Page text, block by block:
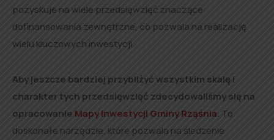
pozyskuje na wiele przedsięwzięć znaczące
dofinansowania zewnętrzne, co pozwala na realizację
wielu kluczowych inwestycji.
Aby jeszcze bardziej przybliżyć wszystkim skalę i
charakter tych przedsięwzięć zdecydowaliśmy się na
opracowanie Mapy Inwestycji Gminy Rząśnia. To
doskonałe narzędzie, które pozwala na śledzenie